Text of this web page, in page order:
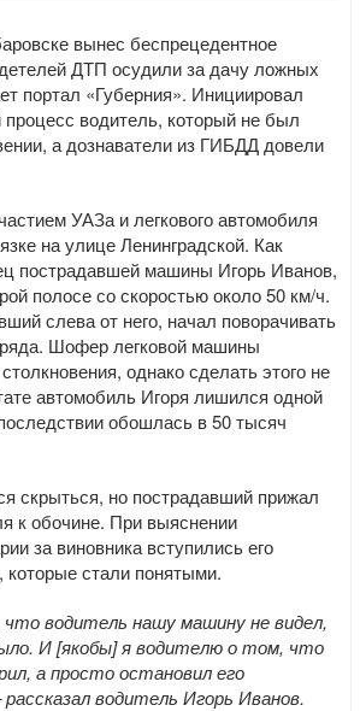
вынес беспрецедентное
ДТП осудили за дачу ложных
портал «Губерния». Инициировал
водитель, который не был
а дознаватели из ГИБДД довели
УАЗа и легкового автомобиля
на улице Ленинградской. Как
пострадавшей машины Игорь Иванов,
полосе со скоростью около 50 км/ч.
слева от него, начал поворачивать
ряда. Шофер легковой машины
однако сделать этого не
автомобиль Игоря лишился одной
обошлась в 50 тысяч
скрыться, но пострадавший прижал
к обочине. При выяснении
за виновника вступились его
стали понятыми.
водитель нашу машину не видел,
И [якобы] я водителю о том, что
а просто остановил его
водитель Игорь Иванов.